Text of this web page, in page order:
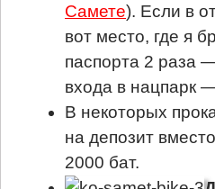
Самете). Если в
вот место, где я
паспорта 2 раза
входа в нацпарк
В некоторых
на депозит
2000 бат.